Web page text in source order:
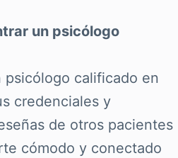
un psicólogo
psicólogo calificado en
credenciales y
de otros pacientes
cómodo y conectado